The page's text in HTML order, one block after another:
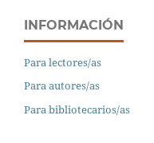
INFORMACIÓN
Para lectores/as
Para autores/as
Para bibliotecarios/as